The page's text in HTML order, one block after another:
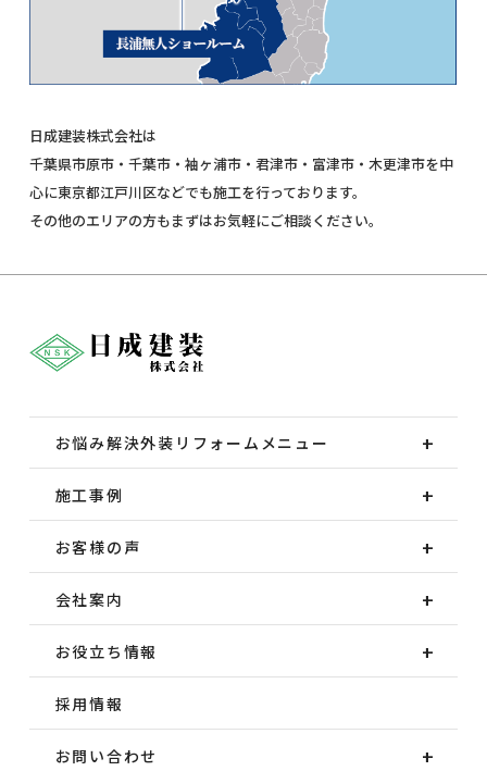
日成建装株式会社は
千葉県市原市・千葉市・袖ヶ浦市・君津市・富津市・木更津市を中
心に東京都江戸川区などでも施工を行っております。
その他のエリアの方もまずはお気軽にご相談ください。
お悩み解決外装 リフォームメニュー
施工事例
お客様の声
会社案内
お役立ち情報
採用情報
お問い合わせ